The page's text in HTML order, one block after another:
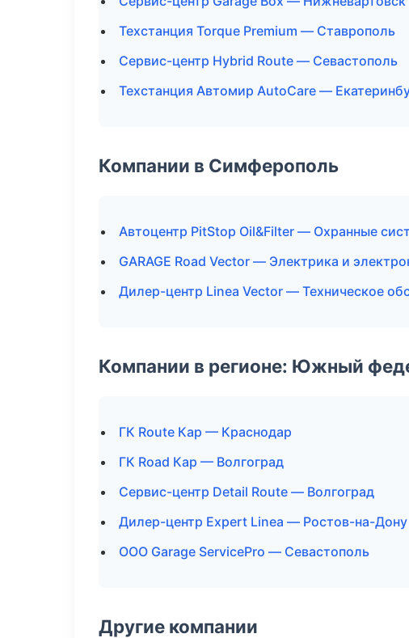
Техстанция Torque Premium — Ставрополь
Сервис-центр Hybrid Route — Севастополь
Техстанция Автомир AutoCare —
Компании в Симферополь
Автоцентр PitStop Oil&Filter — Охранные
GARAGE Road Vector — Электрика и
Дилер-центр Linea Vector — Техническое
Компании в регионе: Южный
ГК Route Кар — Краснодар
ГК Road Кар — Волгоград
Сервис-центр Detail Route — Волгоград
Дилер-центр Expert Linea — Ростов-на-Дону
ООО Garage ServicePro — Севастополь
Другие компании